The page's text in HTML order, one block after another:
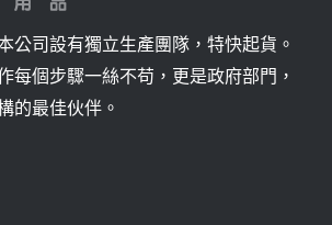
公司設有獨立生產團隊，特快起貨。
每個步驟一絲不苟，更是政府部門，
的最佳伙伴。